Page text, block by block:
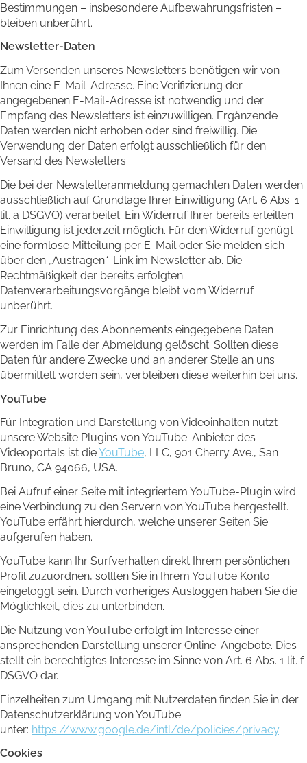
Bestimmungen – insbesondere Aufbewahrungsfristen –
bleiben unberührt.
Newsletter-Daten
Zum Versenden unseres Newsletters benötigen wir von
Ihnen eine E-Mail-Adresse. Eine Verifizierung der
angegebenen E-Mail-Adresse ist notwendig und der
Empfang des Newsletters ist einzuwilligen. Ergänzende
Daten werden nicht erhoben oder sind freiwillig. Die
Verwendung der Daten erfolgt ausschließlich für den
Versand des Newsletters.
Die bei der Newsletteranmeldung gemachten Daten werden
ausschließlich auf Grundlage Ihrer Einwilligung (Art. 6 Abs. 1
lit. a DSGVO) verarbeitet. Ein Widerruf Ihrer bereits erteilten
Einwilligung ist jederzeit möglich. Für den Widerruf genügt
eine formlose Mitteilung per E-Mail oder Sie melden sich
über den „Austragen“-Link im Newsletter ab. Die
Rechtmäßigkeit der bereits erfolgten
Datenverarbeitungsvorgänge bleibt vom Widerruf
unberührt.
Zur Einrichtung des Abonnements eingegebene Daten
werden im Falle der Abmeldung gelöscht. Sollten diese
Daten für andere Zwecke und an anderer Stelle an uns
übermittelt worden sein, verbleiben diese weiterhin bei uns.
YouTube
Für Integration und Darstellung von Videoinhalten nutzt
unsere Website Plugins von YouTube. Anbieter des
Videoportals ist dieYouTube, LLC, 901 Cherry Ave., San
Bruno, CA 94066, USA.
Bei Aufruf einer Seite mit integriertem YouTube-Plugin wird
eine Verbindung zu den Servern von YouTube hergestellt.
YouTube erfährt hierdurch, welche unserer Seiten Sie
aufgerufen haben.
YouTube kann Ihr Surfverhalten direkt Ihrem persönlichen
Profil zuzuordnen, sollten Sie in Ihrem YouTube Konto
eingeloggt sein. Durch vorheriges Ausloggen haben Sie die
Möglichkeit, dies zu unterbinden.
Die Nutzung von YouTube erfolgt im Interesse einer
ansprechenden Darstellung unserer Online-Angebote. Dies
stellt ein berechtigtes Interesse im Sinne von Art. 6 Abs. 1 lit. f
DSGVO dar.
Einzelheiten zum Umgang mit Nutzerdaten finden Sie in der
Datenschutzerklärung von YouTube
unter: https://www.google.de/intl/de/policies/privacy.
Cookies